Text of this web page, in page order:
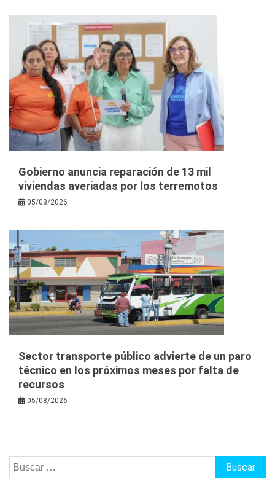
Gobierno anuncia reparación de 13 mil
viviendas averiadas por los terremotos
05/08/2026
Sector transporte público advierte de un paro
técnico en los próximos meses por falta de
recursos
05/08/2026
Buscar: